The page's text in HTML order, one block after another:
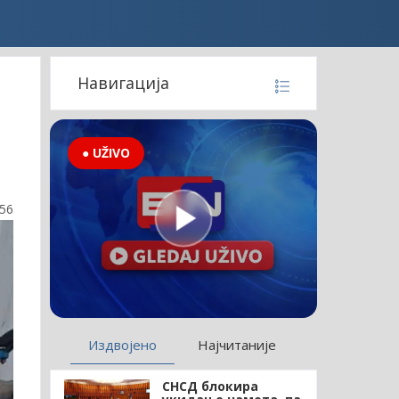
Навигација
● UŽIVO
Издвојено Најчитаније
СНСД блокира